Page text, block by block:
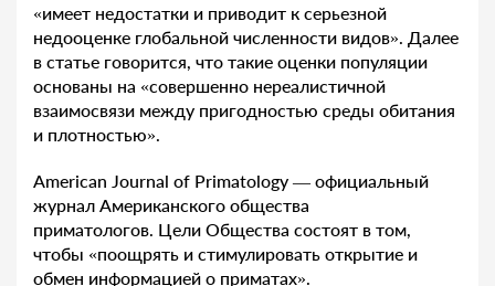
«имеет недостатки и приводит к серьезной
недооценке глобальной численности видов». Далее
в статье говорится, что такие оценки популяции
основаны на «совершенно нереалистичной
взаимосвязи между пригодностью среды обитания
и плотностью».
American Journal of Primatology — официальный
журнал Американского общества
приматологов. Цели Общества состоят в том,
чтобы «поощрять и стимулировать открытие и
обмен информацией о приматах».